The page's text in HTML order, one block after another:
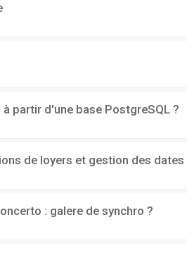
partir d'une base PostgreSQL ?
de loyers et gestion des dates
: galere de synchro ?